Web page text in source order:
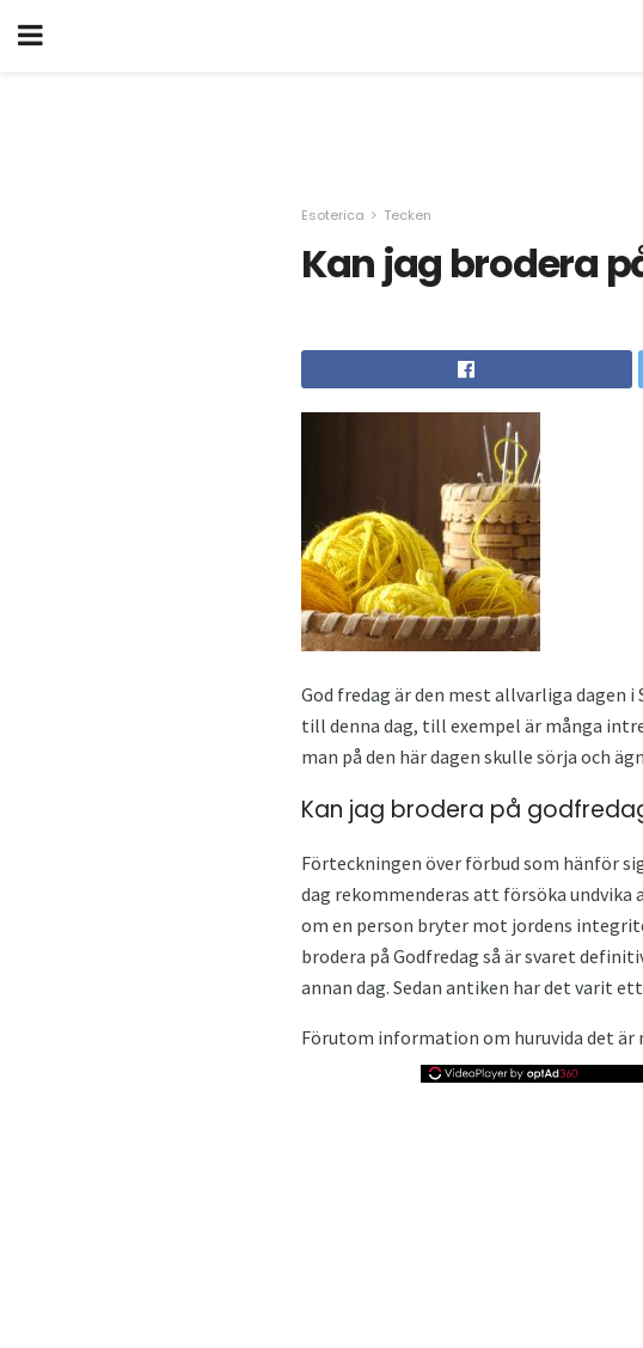
Esoterica Tecken
Kan jag brodera
God fredag ​​är den mest allvarliga dagen
till denna dag, till exempel är många
man på den här dagen skulle sörja och
Kan jag brodera på
Förteckningen över förbud som hänför
dag rekommenderas att försöka
om en person bryter mot jordens
brodera på Godfredag ​​så är svaret
annan dag. Sedan antiken har det varit
Förutom information om huruvida det